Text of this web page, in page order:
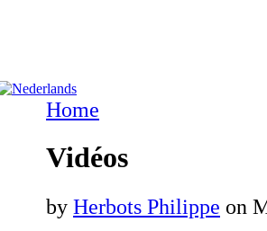
Home
Vidéos
by Herbots Philippe on